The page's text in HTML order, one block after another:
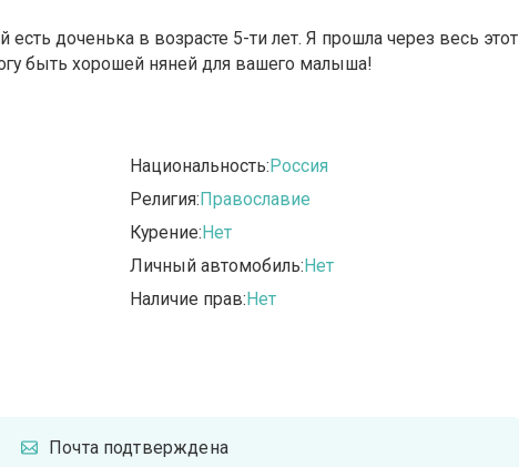
доченька в возрасте 5-ти лет. Я прошла через весь этот
быть хорошей няней для вашего малыша!
Национальность:Россия
Религия:Православие
Курение:Нет
Личный автомобиль:Нет
Наличие прав:Нет
Почта подтверждена